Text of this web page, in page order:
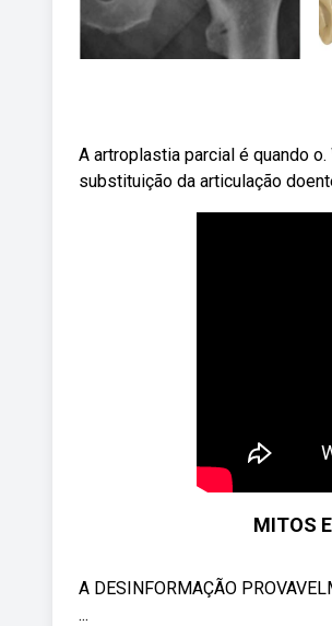
A artroplastia parcial é quando
substituição da articulação
MITOS
A DESINFORMAÇÃO
...